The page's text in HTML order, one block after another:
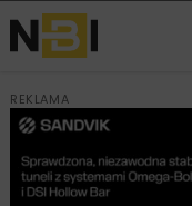
REKLAMA